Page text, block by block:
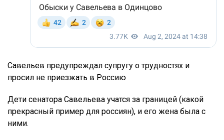
Савельев предупреждал супругу о трудностях и
просил не приезжать в Россию
Дети сенатора Савельева учатся за границей (какой
прекрасный пример для россиян), и его жена была с
ними.